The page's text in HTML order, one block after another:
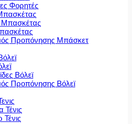
Φορητές
Μπασκέτας
Προπόνησης Μπάσκετ
Βόλεϊ
Προπόνησης Βόλεϊ
Τένις